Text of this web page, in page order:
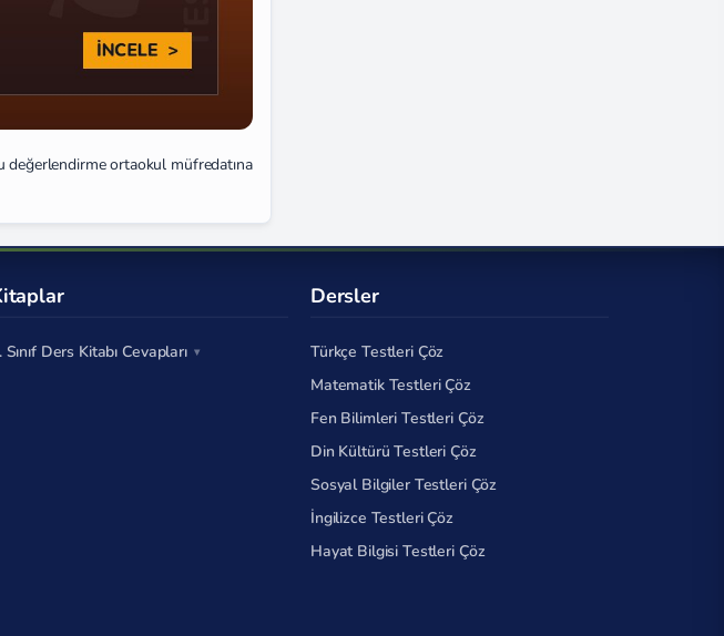
değerlendirme ortaokul müfredatına
Sınıf Ders Kitabı Cevapları
Dersler
Türkçe Testleri Çöz
Matematik Testleri Çöz
Fen Bilimleri Testleri Çöz
Din Kültürü Testleri Çöz
Sosyal Bilgiler Testleri Çöz
İngilizce Testleri Çöz
Hayat Bilgisi Testleri Çöz